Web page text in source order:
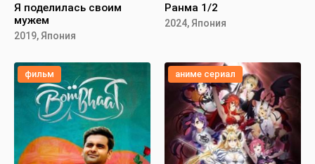
Я поделилась своим
мужем
2019, Япония
Ранма 1/2
2024, Япония
фильм аниме сериал